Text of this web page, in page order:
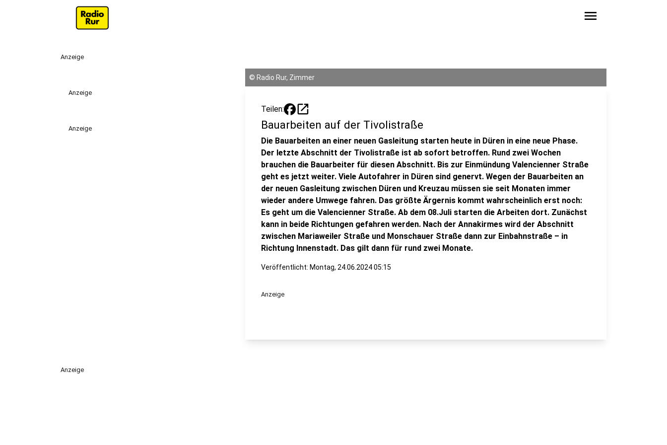
menu
Anzeige
Anzeige
Anzeige
© Radio Rur, Zimmer
Teilen: open_in_new
Bauarbeiten auf der Tivolistraße
Die Bauarbeiten an einer neuen Gasleitung starten heute in Düren in eine neue Phase.
Der letzte Abschnitt der Tivolistraße ist ab sofort betroffen. Rund zwei Wochen
brauchen die Bauarbeiter für diesen Abschnitt. Bis zur Einmündung Valencienner Straße
geht es jetzt weiter. Viele Autofahrer in Düren sind genervt. Wegen der Bauarbeiten an
der neuen Gasleitung zwischen Düren und Kreuzau müssen sie seit Monaten immer
wieder andere Umwege fahren. Das größte Ärgernis kommt wahrscheinlich erst noch:
Es geht um die Valencienner Straße. Ab dem 08.Juli starten die Arbeiten dort. Zunächst
kann in beide Richtungen gefahren werden. Nach der Annakirmes wird der Abschnitt
zwischen Mariaweiler Straße und Monschauer Straße dann zur Einbahnstraße – in
Richtung Innenstadt. Das gilt dann für rund zwei Monate.
Veröffentlicht: Montag, 24.06.2024 05:15
Anzeige
Anzeige